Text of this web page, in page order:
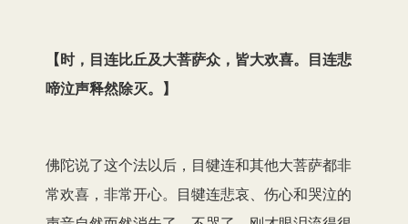
【时，目连比丘及大菩萨众，皆大欢喜。目连悲
啼泣声释然除灭。】
佛陀说了这个法以后，目犍连和其他大菩萨都非
常欢喜，非常开心。目犍连悲哀、伤心和哭泣的